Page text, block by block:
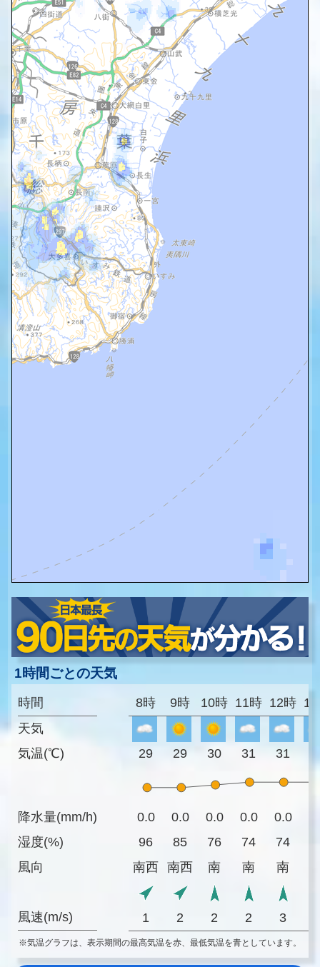
1時間ごとの天気
時間
天気
気温(℃)
降水量(mm/h)
湿度(%)
風向
風速(m/s)
8時 9時 10時 11時 12時
29 29 30 31 31
0.0 0.0 0.0 0.0 0.0
96
85 76 74 74
南西
南西 南 南 南
1 2 2 2 3
※気温グラフは、表示期間の最高気温を赤、最低気温を青としています。